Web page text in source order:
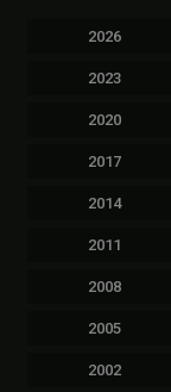
2026
2023
2020
2017
2014
2011
2008
2005
2002